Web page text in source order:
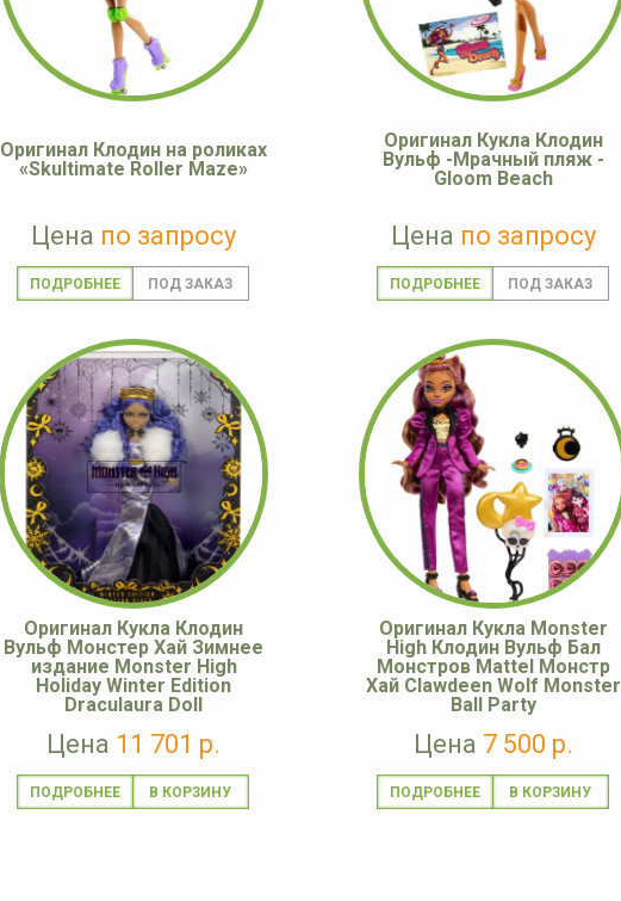
Оригинал Клодин на роликах
«Skultimate Roller Maze»
Цена по запросу
ПОДРОБНЕЕ
Оригинал Кукла Клодин
Вульф -Мрачный пляж -
Gloom Beach
Цена по запросу
ПОДРОБНЕЕ
Оригинал Кукла Клодин
Вульф Монстер Хай Зимнее
издание Monster High
Holiday Winter Edition
Draculaura Doll
Цена 11 701 р.
ПОДРОБНЕЕ
Оригинал Кукла Monster
High Клодин Вульф Бал
Монстров Mattel Монстр
Хай Clawdeen Wolf Monster
Ball Party
Цена 7 500 р.
ПОДРОБНЕЕ